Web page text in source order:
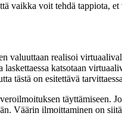
vaikka voit tehdä tappiota,
valuuttaan realisoi
katsotaan
tästä on esitettävä
täyttämiseen.
Väärin ilmoittaminen on